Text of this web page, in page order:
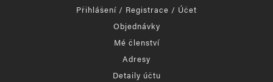
Přihlášení / Registrace / Účet
Objednávky
Mé členství
Adresy
Detaily účtu